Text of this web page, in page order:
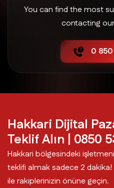
You can find the most
contacting
0
Hakkari Dijital
Teklif Alın | 0850
Hakkari bölgesindeki
teklifi almak sadece 2
ile rakiplerinizin önüne geçin.